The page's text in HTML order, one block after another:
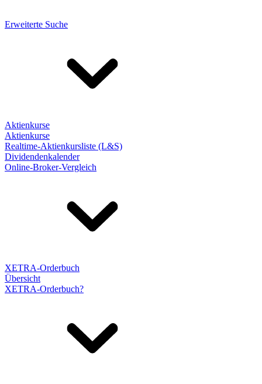
Erweiterte Suche
Aktienkurse
Aktienkurse
Realtime-Aktienkursliste (L&S)
Dividendenkalender
Online-Broker-Vergleich
XETRA-Orderbuch
Übersicht
XETRA-Orderbuch?